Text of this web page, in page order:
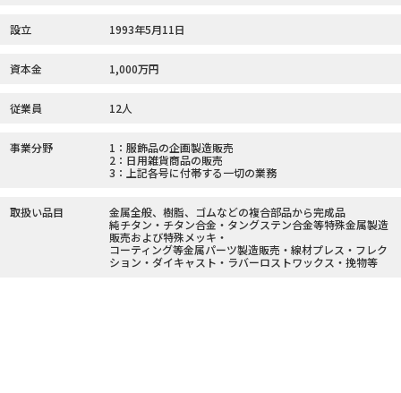
設立 1993年5月11日
資本金 1,000万円
従業員 12人
事業分野
1：服飾品の企画製造販売
2：日用雑貨商品の販売
3：上記各号に付帯する一切の業務
取扱い品目
金属全般、樹脂、ゴムなどの複合部品から完成品
純チタン・チタン合金・タングステン合金等特殊金属製造
販売および特殊メッキ・
コーティング等金属パーツ製造販売・線材プレス・フレク
ション・ダイキャスト・ラバーロストワックス・挽物等